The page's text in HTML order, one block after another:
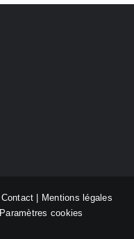
Contact
Mentions légales
Paramètres cookies